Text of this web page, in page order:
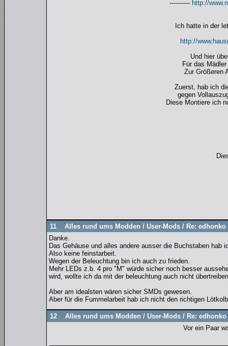
---------- http://
Ich hatte in der
http://
Und hier
Für das
Zur Größeren
Zuerst, hab ich
gegen
Diese Montiere ich
11 Alles rund ums Modden/ User-Mods/ Re: edhonko
Danke.
Das Gehäuse und alles andere ausser die Buchstaben hab
Also keine feinstarbeit.
Wegen der Beleuchtung bin ich auch zu frieden.
Mehr LEDs z.b. 4 pro "M" würde sicher noch besser
wird, wollte ich da mit der beleuchtung auch nicht
Aber am idealsten wären sicher SMDs gewesen.
Aber für die Fummelarbeit hab ich nicht den richtigen
12 Alles rund ums Modden/ User-Mods/ Re:
Vor ein Paar